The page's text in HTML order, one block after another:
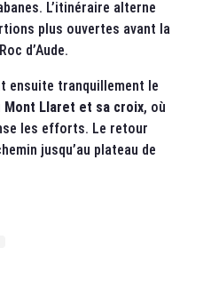
L’itinéraire alterne
plus ouvertes avant la
d’Aude.
ensuite tranquillement le
Mont Llaret et sa croix, où
les efforts. Le retour
jusqu’au plateau de